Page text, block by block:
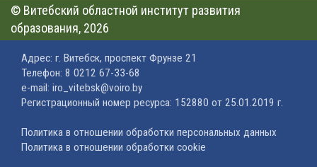
© Витебский областной институт развития
образования, 2026
Адрес: г. Витебск, проспект Фрунзе 21
Телефон: 8 0212 67-33-68
e-mail: iro_vitebsk@voiro.by
Регистрационный номер ресурса: 152880 от 25.01.2019 г.
Политика в отношении обработки персональных данных
Политика в отношении обработки cookie